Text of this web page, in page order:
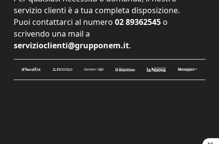
servizio clienti è a tua completa disposizione.
Puoi contattarci al numero 02 89362545 o
scrivendo una mail a
servizioclienti@grupponem.it.